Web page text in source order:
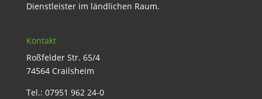
Dienstleister im ländlichen Raum.
Kontakt
Roßfelder Str. 65/4
74564 Crailsheim
Tel.: 07951 962 24-0